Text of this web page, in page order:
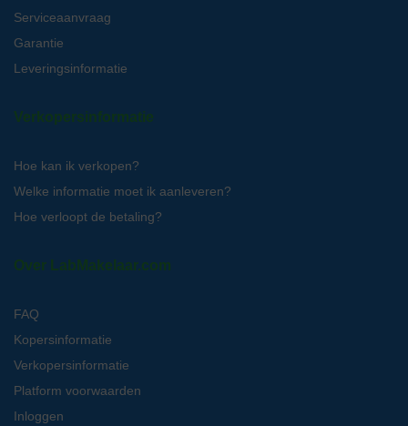
Serviceaanvraag
Garantie
Leveringsinformatie
Verkopersinformatie
Hoe kan ik verkopen?
Welke informatie moet ik aanleveren?
Hoe verloopt de betaling?
Over LabMakelaar.com
FAQ
Kopersinformatie
Verkopersinformatie
Platform voorwaarden
Inloggen